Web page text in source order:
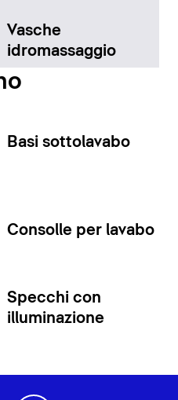
Vasche
idromassaggio
Basi sottolavabo
Consolle per lavabo
Specchi con
illuminazione